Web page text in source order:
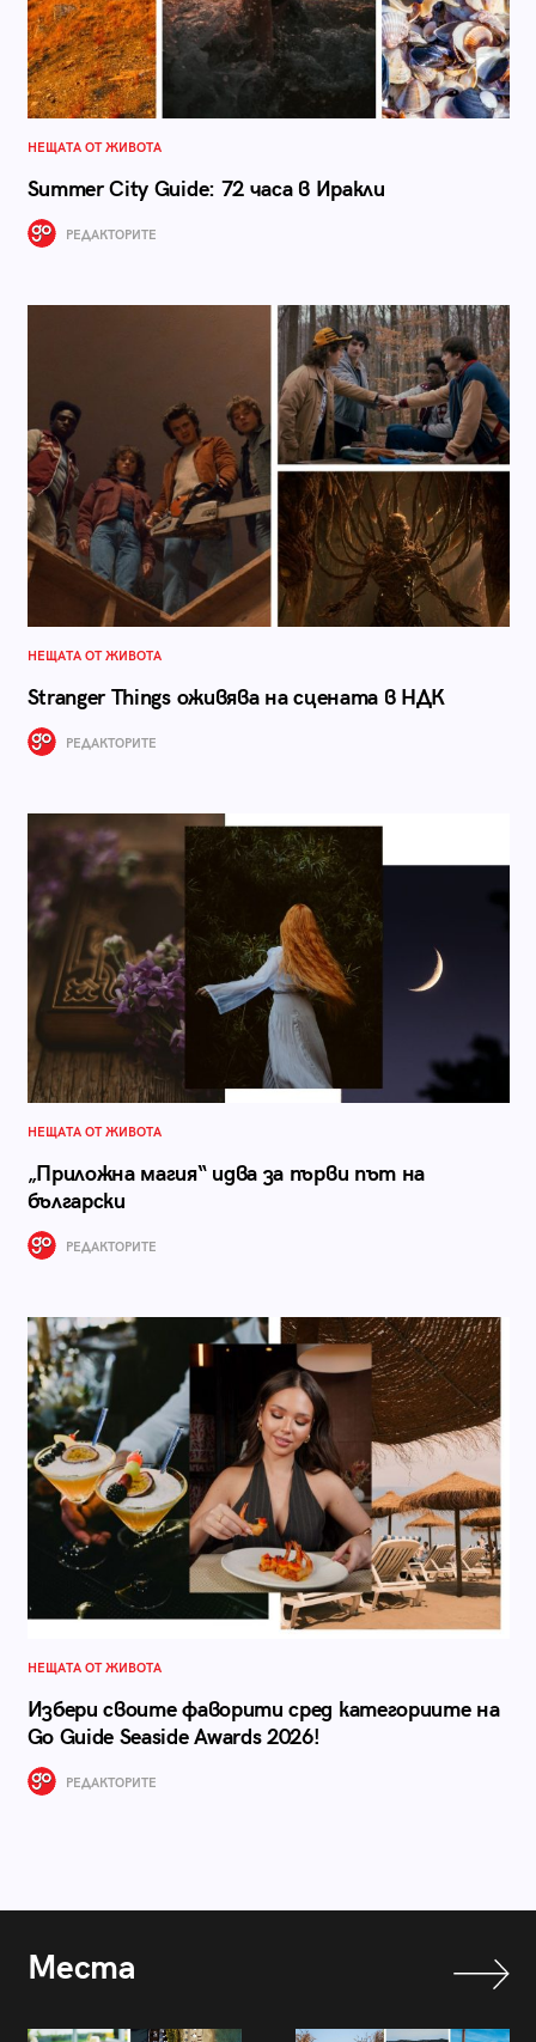
НЕЩАТА ОТ ЖИВОТА
Summer City Guide: 72 часа в Иракли
РЕДАКТОРИТЕ
НЕЩАТА ОТ ЖИВОТА
Stranger Things оживява на сцената в НДК
РЕДАКТОРИТЕ
НЕЩАТА ОТ ЖИВОТА
„Приложна магия“ идва за първи път на
български
РЕДАКТОРИТЕ
НЕЩАТА ОТ ЖИВОТА
Избери своите фаворити сред категориите на
Go Guide Seaside Awards 2026!
РЕДАКТОРИТЕ
Места